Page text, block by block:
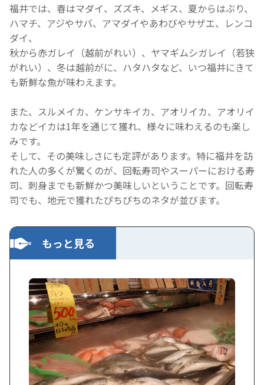
福井では、春はマダイ、ズズキ、メギス、夏からはぶり、
ハマチ、アジやサバ、アマダイやあわびやサザエ、レンコ
ダイ、
秋から赤ガレイ（越前がれい）、ヤマギムシガレイ（若狭
がれい）、冬は越前がに、ハタハタなど、いつ福井にきて
も新鮮な魚が味わえます。
また、スルメイカ、ケンサキイカ、アオリイカ、アオリイ
カなどイカは1年を通じて獲れ、様々に味わえるのも楽し
みです。
そして、その美味しさにも定評があります。特に福井を訪
れた人の多くが驚くのが、回転寿司やスーパーにおける寿
司、刺身までも新鮮かつ美味しいということです。回転寿
司でも、地元で獲れたぴちぴちのネタが並びます。
もっと見る